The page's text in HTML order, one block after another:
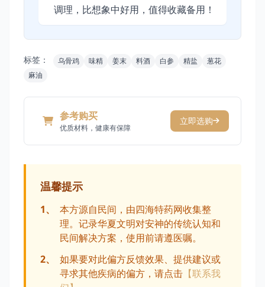
调理，比想象中好用，值得收藏备用！
标签： 乌骨鸡 味精 姜末 料酒 白参 精盐
葱花
麻油
参考购买
优质材料，健康有保障
立即选购
温馨提示
1、
本方源自民间，由四海特药网收集整
理。记录华夏文明对安神的传统认知和
民间解决方案，使用前请遵医嘱。
2、
如果要对此偏方反馈效果、提供建议或
寻求其他疾病的偏方，请点击 【联系我